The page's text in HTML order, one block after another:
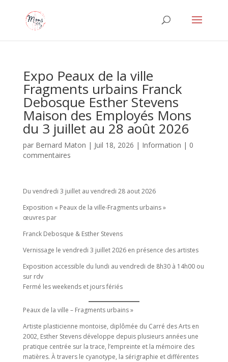
Expo Peaux de la ville
Fragments urbains Franck
Debosque Esther Stevens
Maison des Employés Mons
du 3 juillet au 28 août 2026
par Bernard Maton | Juil 18, 2026 | Information | 0
commentaires
Du vendredi 3 juillet au vendredi 28 aout 2026
Exposition « Peaux de la ville-Fragments urbains »
œuvres par
Franck Debosque & Esther Stevens
Vernissage le vendredi 3 juillet 2026 en présence des artistes
Exposition accessible du lundi au vendredi de 8h30 à 14h00 ou
sur rdv
Fermé les weekends et jours fériés
Peaux de la ville – Fragments urbains »
Artiste plasticienne montoise, diplômée du Carré des Arts en
2002, Esther Stevens développe depuis plusieurs années une
pratique centrée sur la trace, l’empreinte et la mémoire des
matières. À travers le cyanotype, la sérigraphie et différentes